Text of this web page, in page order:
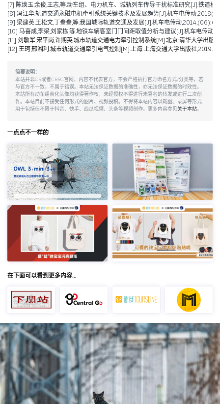
[7] 陈焕玉,余俊,王志,等.动车组、电力机车、城轨列车传导干扰标准研究[J].铁道
[8] 冯江华.轨道交通永磁电机牵引系统关键技术及发展趋势[J].机车电传动
[9] 梁建英,王松文,丁叁叁,等.我国城际轨道交通及发展[J].机车电传动,2014,(06):6-
[10] 马喜成,李梁,刘家栋,等.地铁车辆客室门门间距取值分析与建议[J].机车电传动
[11] 刘敏军,宋平岗,许期英.城市轨道交通电力牵引控制系统[M].北京:清华大学出版
[12] 王珂,邢湘利.城市轨道交通牵引电气控制[M].上海:上海交通大学出版社,2019.
简要说明：
本站并非CR或者CRRC官网，内容不代表官方，不会严格执行官方命名方式/分类等，若
与官方不一致，不属于错误。本站无法保证数据的准确性，亦无法保证数据的时效性。
本站所有动车组萌化头像均获得著作权，未经授权不得进行未署名的转发或进行二次创
作。本站目前不接受任何形式的图片、视频投稿。不得将本站内容以截图、录屏等形式
用于包括但不限于抖音、快手、西瓜视频、头条等视频创作。更多内容参见关于本站。
一点点不一样的
在下面可以看到更多内容…